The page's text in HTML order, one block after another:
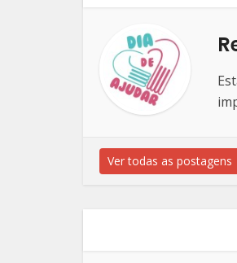
Ver todas as postagens